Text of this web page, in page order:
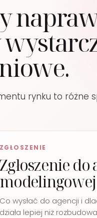
rynku to różne
ZGŁOSZENIE
Zgłoszenie do
modelingowej
Co wysłać do agencji i
działa lepiej niż